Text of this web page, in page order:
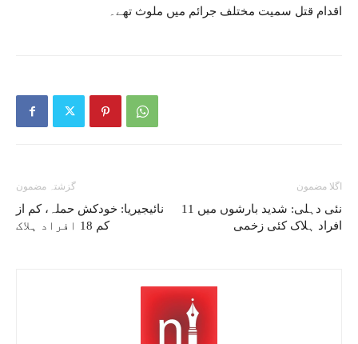
اقدام قتل سمیت مختلف جرائم میں ملوث تھے۔
گزشتہ مضمون
نائیجیریا: خودکش حملہ، کم از
کم 18 افراد ہلاک
اگلا مضمون
نئی دہلی: شدید بارشوں میں 11
افراد ہلاک کئی زخمی